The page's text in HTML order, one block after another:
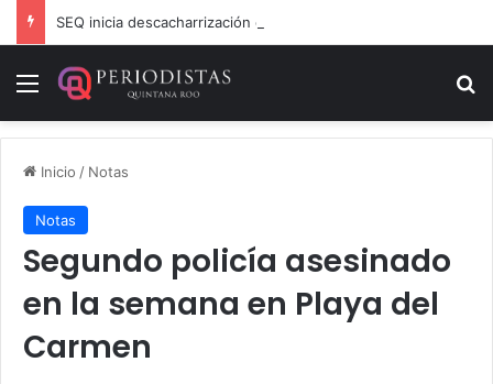
Menú
Inicio / Notas
Notas
Segundo policía asesinado
en la semana en Playa del
Carmen